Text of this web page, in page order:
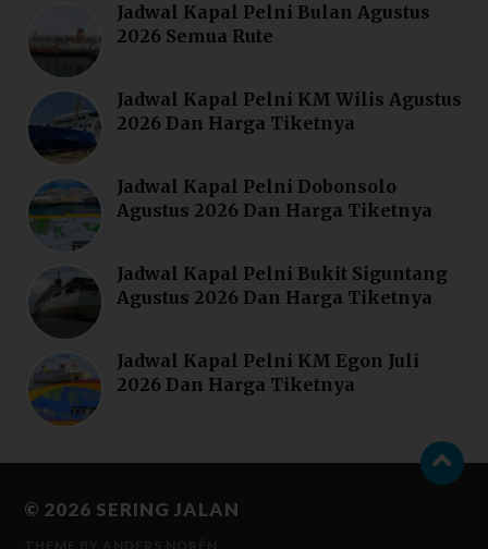
Jadwal Kapal Pelni Bulan Agustus
2026 Semua Rute
Jadwal Kapal Pelni KM Wilis Agustus
2026 Dan Harga Tiketnya
Jadwal Kapal Pelni Dobonsolo
Agustus 2026 Dan Harga Tiketnya
Jadwal Kapal Pelni Bukit Siguntang
Agustus 2026 Dan Harga Tiketnya
Jadwal Kapal Pelni KM Egon Juli
2026 Dan Harga Tiketnya
© 2026 SERING JALAN